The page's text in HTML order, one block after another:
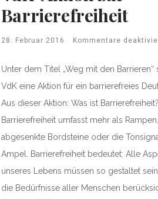
Barrierefreiheit
28. Februar 2016 Kommentare
Unter dem Titel „Weg mit den Barrieren“
VdK eine Aktion für ein barrierefreies
Aus dieser Aktion: Was ist Barrierefreiheit?
Barrierefreiheit umfasst mehr als Rampen,
abgesenkte Bordsteine oder die
Ampel. Barrierefreiheit bedeutet: Alle
unseres Lebens müssen so gestaltet
die Bedürfnisse aller Menschen